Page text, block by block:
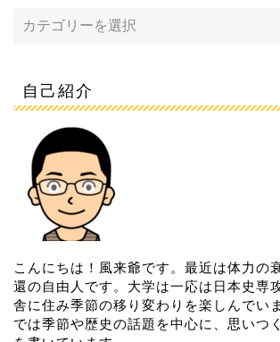
自己紹介
こんにちは！風来爺です。最近は体力の
還の自由人です。大学は一応は日本史専
舎に住み季節の移り変わりを楽しんでい
では季節や歴史の話題を中心に、思いつ